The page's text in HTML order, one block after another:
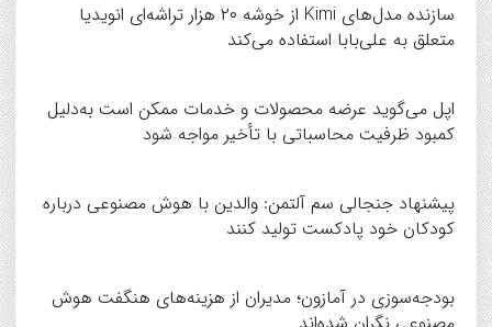
سازنده مدل‌های Kimi از خوشه ۲۰ هزار تراشه‌ای انویدیا
متعلق به علی‌بابا استفاده می‌کند
اپل می‌گوید عرضه محصولات و خدمات ممکن است به‌دلیل
کمبود ظرفیت محاسباتی با تأخیر مواجه شود
پیشنهاد جنجالی سم آلتمن: والدین با هوش مصنوعی درباره
کودکان خود پادکست تولید کنند
بودجه‌سوزی در آمازون؛ مدیران از هزینه‌های هنگفت هوش